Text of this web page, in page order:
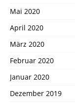
Mai 2020
April 2020
März 2020
Februar 2020
Januar 2020
Dezember 2019